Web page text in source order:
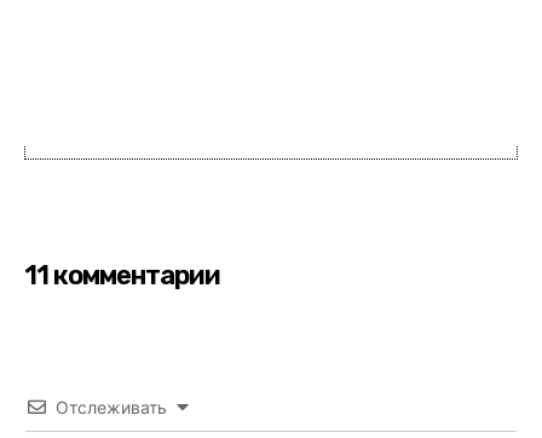
11 комментарии
Отслеживать